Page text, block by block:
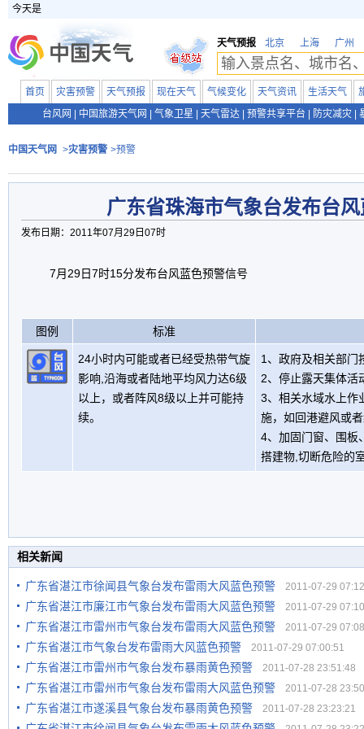
今天是
天气预报 北京 上海 广州
首页 灾害预警 天气预报 现在天气 气候变化 天气资讯 生活天气
台风网
中国旅游天气网 气象卫星 天气雷达 预警共享平台 防灾减灾
中国天气网 >灾害预警 >预警
广东省珠海市气象台发布台
发布日期：2011年07月29日07时
7月29日7时15分发布台风蓝色预警信号
图例 标准
24小时内可能或者已经受热带气旋
影响,沿海或者陆地平均风力达6级
以上，或者阵风8级以上并可能持
续。
1、政府及相关部门
2、停止露天集体活
3、相关水域水上作
施，如回港避风或
4、加固门窗、围板
搭建物,切断危险的
相关新闻
广东省湛江市徐闻县气象台发布雷雨大风蓝色预警 2011-07-29
广东省湛江市廉江市气象台发布雷雨大风蓝色预警 2011-07-29
广东省湛江市雷州市气象台发布雷雨大风蓝色预警 2011-07-29
广东省湛江市气象台发布雷雨大风蓝色预警 2011-07-29 07:00:51
广东省湛江市雷州市气象台发布暴雨黄色预警 2011-07-28 23:51:48
广东省湛江市雷州市气象台发布雷雨大风蓝色预警 2011-07-28
广东省湛江市遂溪县气象台发布暴雨黄色预警 2011-07-28 23:23:21